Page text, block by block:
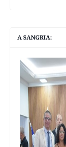
A SANGRIA: